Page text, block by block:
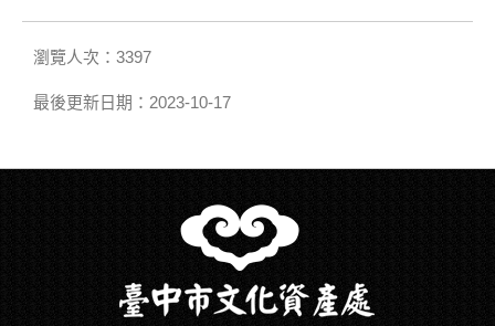
瀏覽人次：3397
最後更新日期：2023-10-17